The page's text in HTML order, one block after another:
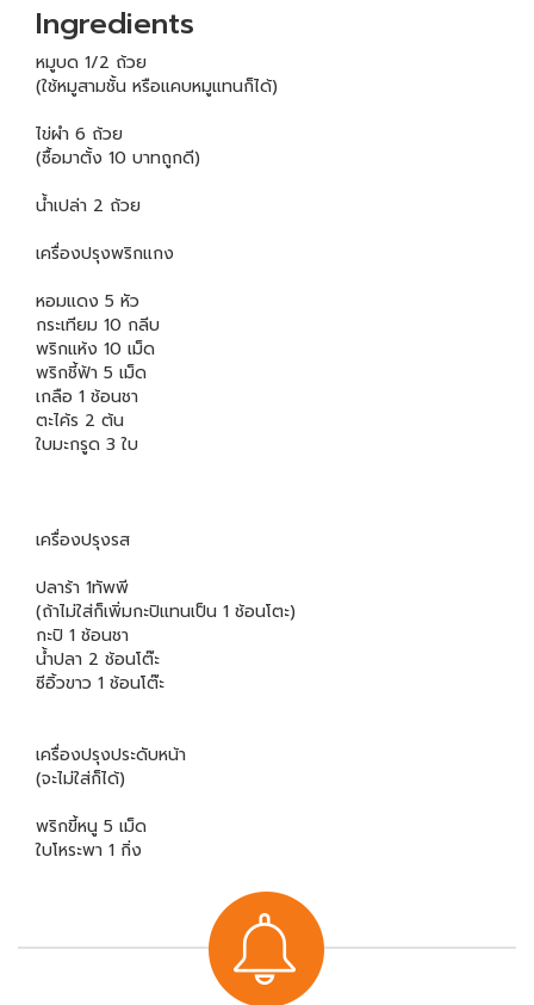
Ingredients
หมูบด 1/2 ถ้วย
(ใช้หมูสามชั้น หรือแคบหมูแทนก็ได้)
ไข่ผำ 6 ถ้วย
(ซื้อมาตั้ง 10 บาทถูกดี)
น้ำเปล่า 2 ถ้วย
เครื่องปรุงพริกแกง
หอมแดง 5 หัว
กระเทียม 10 กลีบ
พริกแห้ง 10 เม็ด
พริกชี้ฟ้า 5 เม็ด
เกลือ 1 ช้อนชา
ตะไค้ร 2 ต้น
ใบมะกรูด 3 ใบ
เครื่องปรุงรส
ปลาร้า 1ทัพพี
(ถ้าไม่ใส่ก็เพิ่มกะปิแทนเป็น 1 ช้อนโตะ)
กะปิ 1 ช้อนชา
น้ำปลา 2 ช้อนโต๊ะ
ซีอิ้วขาว 1 ช้อนโต๊ะ
เครื่องปรุงประดับหน้า
(จะไม่ใส่ก็ได้)
พริกขี้หนู 5 เม็ด
ใบโหระพา 1 กิ่ง